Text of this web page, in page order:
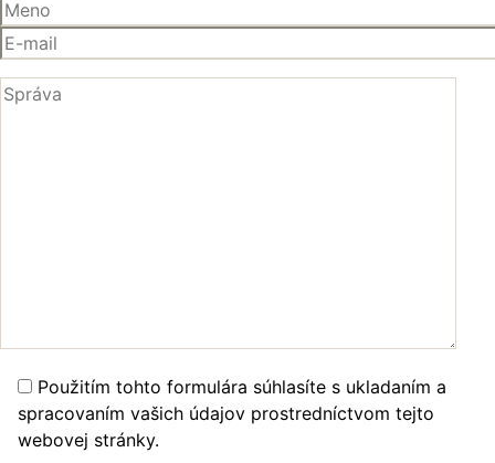
Použitím tohto formulára súhlasíte s ukladaním a
spracovaním vašich údajov prostredníctvom tejto
webovej stránky.